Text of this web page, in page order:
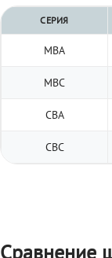
СЕРИЯ
МВА
МВС
СВА
СВС
Сравнение